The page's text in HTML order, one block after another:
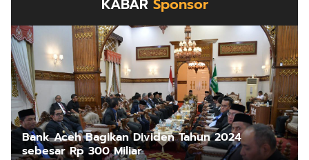
Bank Aceh Bagikan Dividen Tahun 2024
sebesar Rp 300 Miliar